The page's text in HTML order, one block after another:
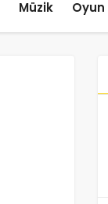
Müzik Oyun